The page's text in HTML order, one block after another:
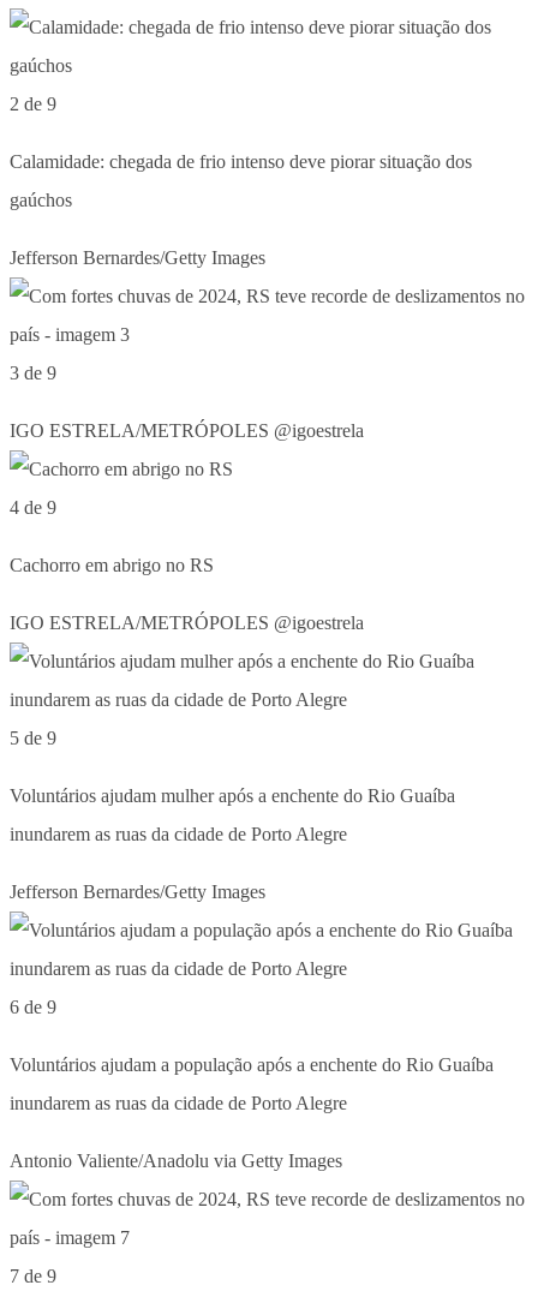
2 de 9
Calamidade: chegada de frio intenso deve piorar situação dos
gaúchos
Jefferson Bernardes/Getty Images
3 de 9
IGO ESTRELA/METRÓPOLES @igoestrela
4 de 9
Cachorro em abrigo no RS
IGO ESTRELA/METRÓPOLES @igoestrela
5 de 9
Voluntários ajudam mulher após a enchente do Rio Guaíba
inundarem as ruas da cidade de Porto Alegre
Jefferson Bernardes/Getty Images
6 de 9
Voluntários ajudam a população após a enchente do Rio Guaíba
inundarem as ruas da cidade de Porto Alegre
Antonio Valiente/Anadolu via Getty Images
7 de 9